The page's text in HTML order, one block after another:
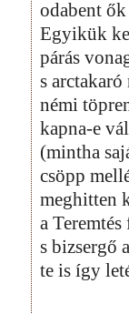
odabent
Egyikük
párás
s
némi
kapna-e
(mintha
csöpp
meghitten
a
s bizsergő
te is így